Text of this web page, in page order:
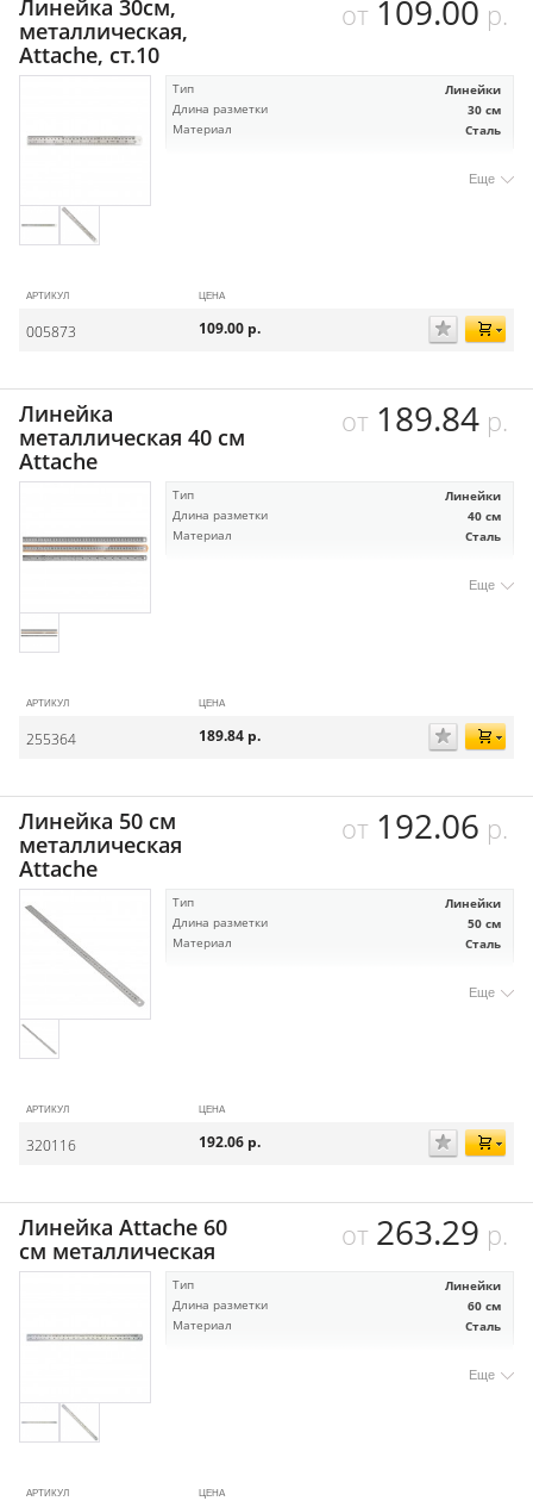
Линейка 30см,
металлическая,
Attache, ст.10
от 109.00 р.
Тип Линейки
Длина разметки 30 см
Материал Сталь
Еще
АРТИКУЛ ЦЕНА
005873 109.00 р.
Линейка
металлическая 40 см
Attache
от 189.84р.
Тип Линейки
Длина разметки 40 см
Материал Сталь
Еще
АРТИКУЛ ЦЕНА
255364 189.84 р.
Линейка 50 см
металлическая
Attache
от 192.06 р.
Тип Линейки
Длина разметки 50 см
Материал Сталь
Еще
АРТИКУЛ ЦЕНА
320116 192.06 р.
Линейка Attache 60
см металлическая
от 263.29 р.
Тип Линейки
Длина разметки 60 см
Материал Сталь
Еще
АРТИКУЛ ЦЕНА